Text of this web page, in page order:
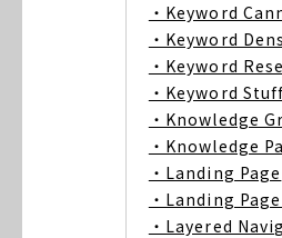
・Keyword
・Keyword
・Keyword
・Keyword
・Knowledge
・Knowledge
・Landing Page
・Landing
・Layered